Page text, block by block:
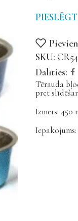
SKU:
Dalīties:
Tērauda
pret
Izmērs: 450
Iepakojums: